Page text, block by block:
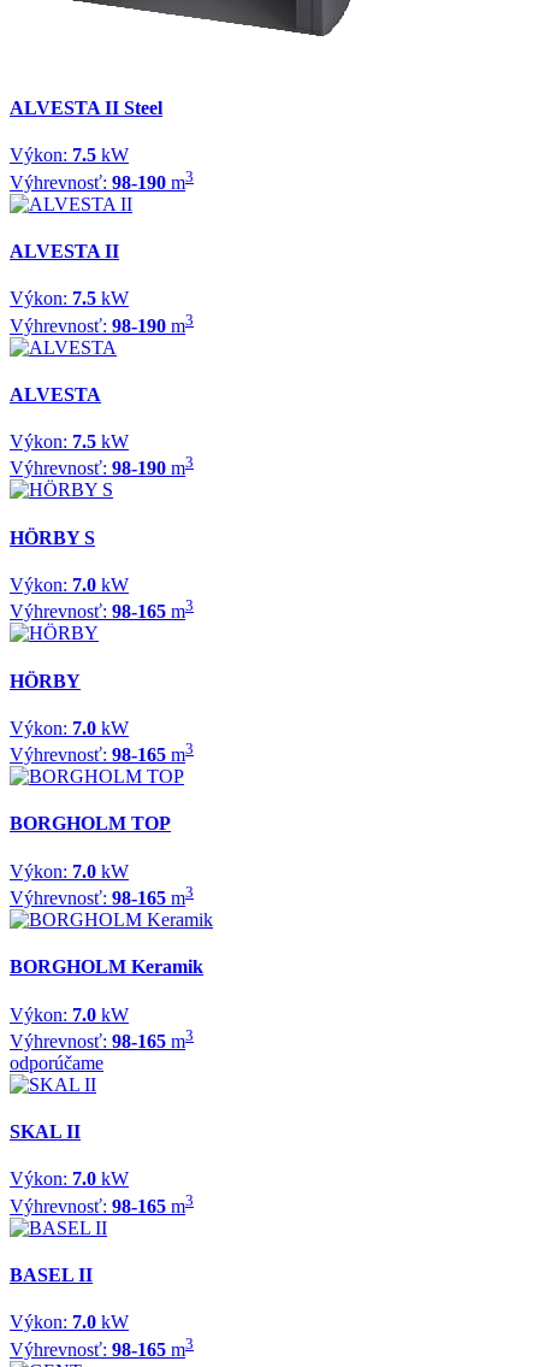
ALVESTA II Steel
Výkon: 7.5 kW
Výhrevnosť: 98-190 m3
ALVESTA II
Výkon: 7.5 kW
Výhrevnosť: 98-190 m3
ALVESTA
Výkon: 7.5 kW
Výhrevnosť: 98-190 m3
HÖRBY S
Výkon: 7.0 kW
Výhrevnosť: 98-165 m3
HÖRBY
Výkon: 7.0 kW
Výhrevnosť: 98-165 m3
BORGHOLM TOP
Výkon: 7.0 kW
Výhrevnosť: 98-165 m3
BORGHOLM Keramik
Výkon: 7.0 kW
Výhrevnosť: 98-165 m3
odporúčame
SKAL II
Výkon: 7.0 kW
Výhrevnosť: 98-165 m3
BASEL II
Výkon: 7.0 kW
Výhrevnosť: 98-165 m3